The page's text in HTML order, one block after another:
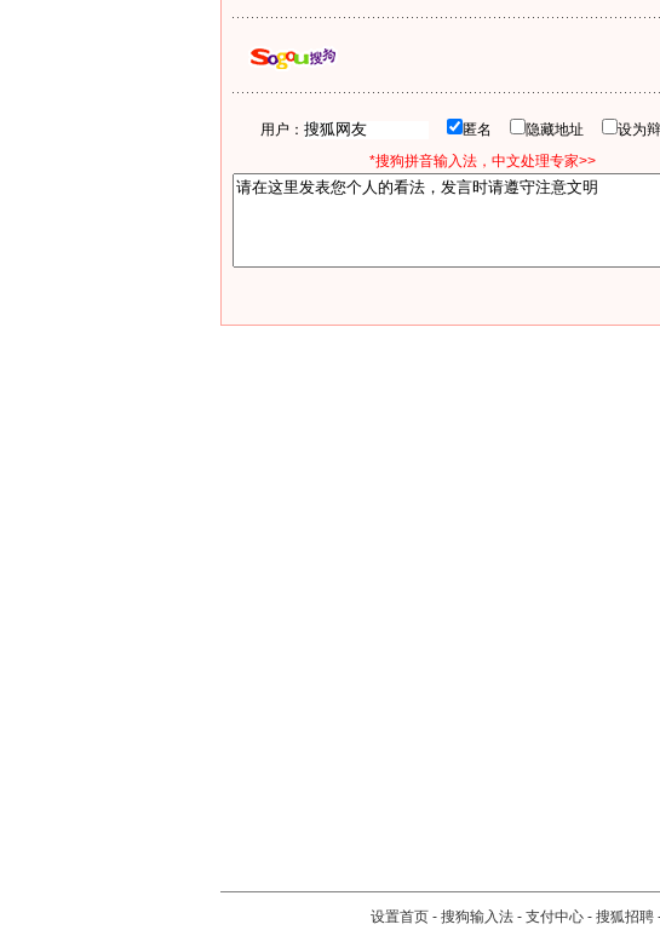
用户： 匿名 隐藏地址
设为
*搜狗拼音输入法，中文处理专家>>
设置首页 - 搜狗输入法 - 支付中心 - 搜狐招聘